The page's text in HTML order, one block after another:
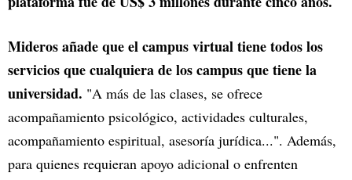
Mideros añade que el campus virtual tiene todos los
servicios que cualquiera de los campus que tiene la
universidad. "A más de las clases, se ofrece
acompañamiento psicológico, actividades culturales,
acompañamiento espiritual, asesoría jurídica...". Además,
para quienes requieran apoyo adicional o enfrenten